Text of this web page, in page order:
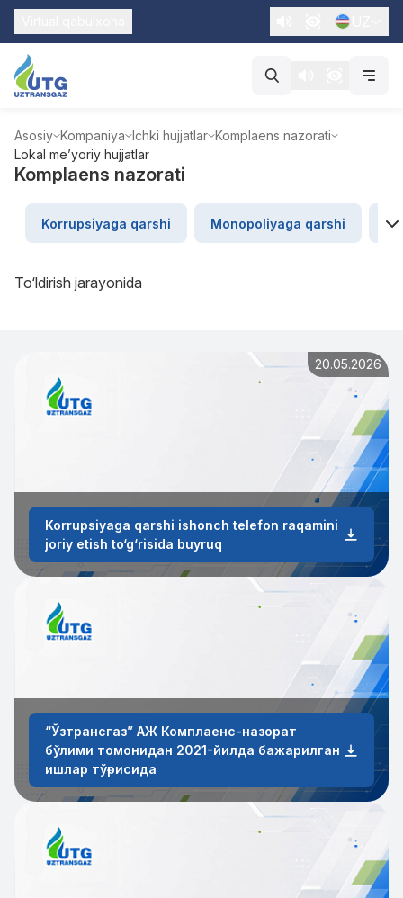
Asosiy Kompaniya Ichki hujjatlar Komplaens nazorati
Lokal me’yoriy hujjatlar
Komplaens nazorati
Korrupsiyaga qarshi Monopoliyaga qarshi
To‘ldirish jarayonida
20.05.2026
Korrupsiyaga qarshi ishonch telefon raqamini
joriy etish to‘g‘risida buyruq
“Ўзтрансгаз” АЖ Комплаенс-назорат
бўлими томонидан 2021-йилда бажарилган
ишлар тўғрисида